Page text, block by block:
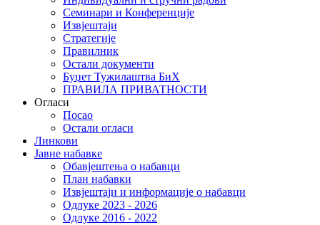
Семинари и Конференције
Извјештаји
Стратегије
Правилник
Остали документи
Буџет Тужилаштва БиХ
ПРАВИЛА ПРИВАТНОСТИ
Огласи
Посао
Остали огласи
Линкови
Јавне набавке
Обавјештења о набавци
План набавки
Извјештаји и информације о набавци
Одлуке 2023 - 2026
Одлуке 2016 - 2022